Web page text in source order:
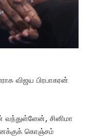
விஜய பிரபாகரன்
வந்துள்ளேன், சினிமா
கொஞ்சம்